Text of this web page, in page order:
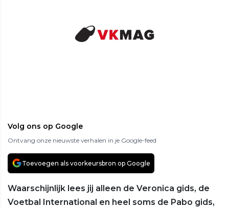
Volg ons op Google
Ontvang onze nieuwste verhalen in je Google-feed
Toevoegen als voorkeursbron op Google
Waarschijnlijk lees jij alleen de Veronica gids, de
Voetbal International en heel soms de Pabo gids,